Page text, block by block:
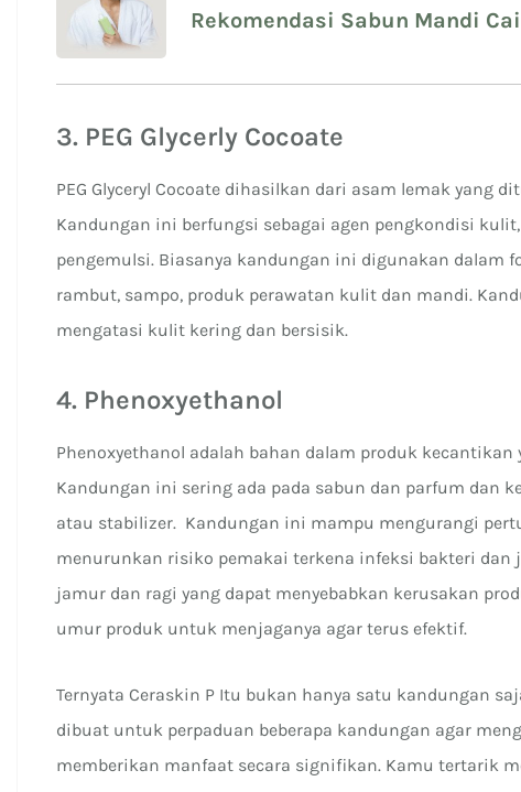
Rekomendasi Sabun Mandi
3. PEG Glycerly Cocoate
PEG Glyceryl Cocoate dihasilkan dari asam lemak yang
Kandungan ini berfungsi sebagai agen pengkondisi
pengemulsi. Biasanya kandungan ini digunakan dalam
rambut, sampo, produk perawatan kulit dan mandi.
mengatasi kulit kering dan bersisik.
4. Phenoxyethanol
Phenoxyethanol adalah bahan dalam produk kecantikan
Kandungan ini sering ada pada sabun dan parfum dan
atau stabilizer. Kandungan ini mampu mengurangi
menurunkan risiko pemakai terkena infeksi bakteri
jamur dan ragi yang dapat menyebabkan kerusakan
umur produk untuk menjaganya agar terus efektif.
Ternyata Ceraskin P Itu bukan hanya satu kandungan
dibuat untuk perpaduan beberapa kandungan agar
memberikan manfaat secara signifikan. Kamu tertarik